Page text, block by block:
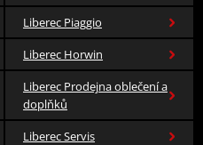
Liberec Piaggio
Liberec Horwin
Liberec Prodejna oblečení a
doplňků
Liberec Servis